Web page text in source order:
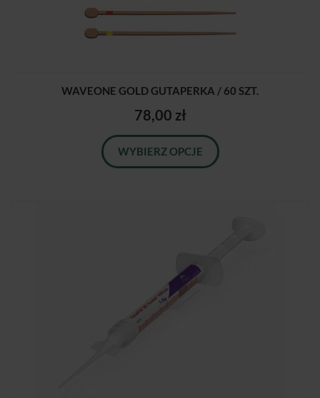
WAVEONE GOLD GUTAPERKA / 60 SZT.
78,00 zł
WYBIERZ OPCJE